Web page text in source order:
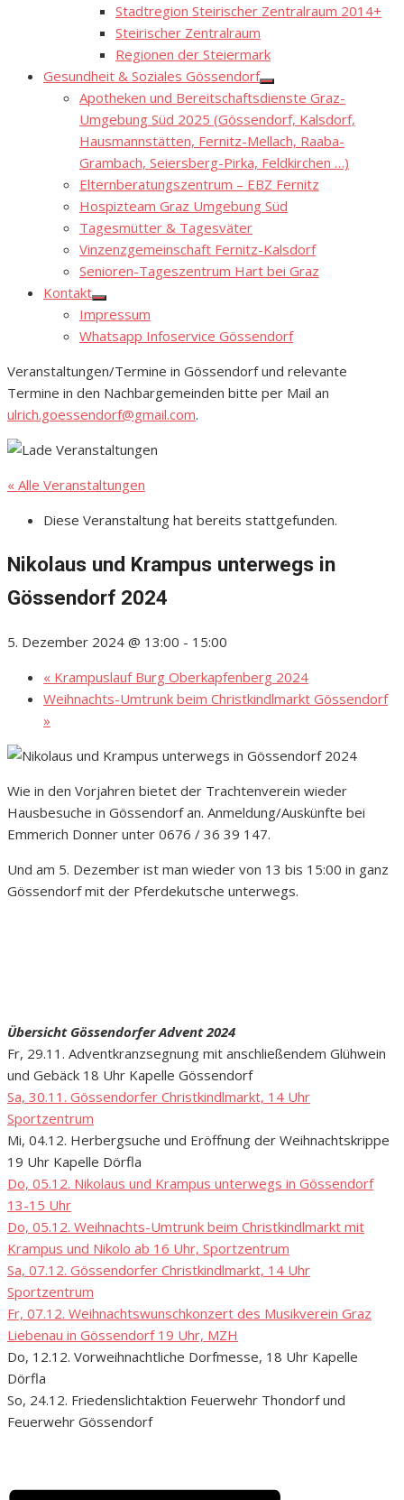
Stadtregion Steirischer Zentralraum 2014+
Steirischer Zentralraum
Regionen der Steiermark
Gesundheit & Soziales Gössendorf
Show
sub
menu
Apotheken und Bereitschaftsdienste Graz-
Umgebung Süd 2025 (Gössendorf, Kalsdorf,
Hausmannstätten, Fernitz-Mellach, Raaba-
Grambach, Seiersberg-Pirka, Feldkirchen …)
Elternberatungszentrum – EBZ Fernitz
Hospizteam Graz Umgebung Süd
Tagesmütter & Tagesväter
Vinzenzgemeinschaft Fernitz-Kalsdorf
Senioren-Tageszentrum Hart bei Graz
Kontakt
Show
sub
menu
Impressum
Whatsapp Infoservice Gössendorf
Veranstaltungen/Termine in Gössendorf und relevante
Termine in den Nachbargemeinden bitte per Mail an
ulrich.goessendorf@gmail.com.
« Alle Veranstaltungen
Diese Veranstaltung hat bereits stattgefunden.
Nikolaus und Krampus unterwegs in
Gössendorf 2024
5. Dezember 2024 @ 13:00 - 15:00
« Krampuslauf Burg Oberkapfenberg 2024
Weihnachts-Umtrunk beim Christkindlmarkt Gössendorf
»
Wie in den Vorjahren bietet der Trachtenverein wieder
Hausbesuche in Gössendorf an. Anmeldung/Auskünfte bei
Emmerich Donner unter 0676 / 36 39 147.
Und am 5. Dezember ist man wieder von 13 bis 15:00 in ganz
Gössendorf mit der Pferdekutsche unterwegs.
Übersicht Gössendorfer Advent 2024
Fr, 29.11. Adventkranzsegnung mit anschließendem Glühwein
und Gebäck 18 Uhr Kapelle Gössendorf
Sa, 30.11. Gössendorfer Christkindlmarkt, 14 Uhr
Sportzentrum
Mi, 04.12. Herbergsuche und Eröffnung der Weihnachtskrippe
19 Uhr Kapelle Dörfla
Do, 05.12. Nikolaus und Krampus unterwegs in Gössendorf
13-15 Uhr
Do, 05.12. Weihnachts-Umtrunk beim Christkindlmarkt mit
Krampus und Nikolo ab 16 Uhr, Sportzentrum
Sa, 07.12. Gössendorfer Christkindlmarkt, 14 Uhr
Sportzentrum
Fr, 07.12. Weihnachtswunschkonzert des Musikverein Graz
Liebenau in Gössendorf 19 Uhr, MZH
Do, 12.12. Vorweihnachtliche Dorfmesse, 18 Uhr Kapelle
Dörfla
So, 24.12. Friedenslichtaktion Feuerwehr Thondorf und
Feuerwehr Gössendorf